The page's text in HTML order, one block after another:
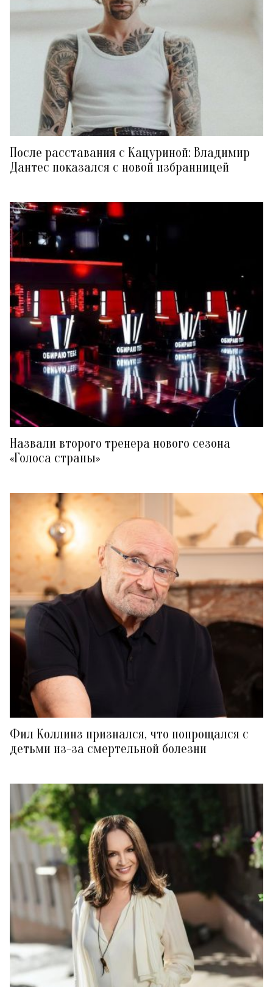
После расставания с Кацуриной: Владимир
Дантес показался с новой избранницей
Назвали второго тренера нового сезона
«Голоса страны»
Фил Коллинз признался, что попрощался с
детьми из-за смертельной болезни